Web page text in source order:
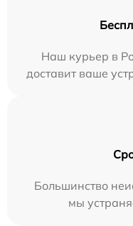
Наш курьер в
доставит ваше
Большинство
мы